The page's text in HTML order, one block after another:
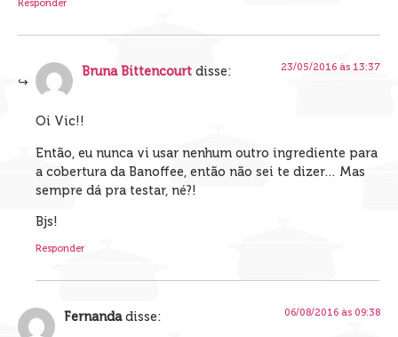
Responder
Bruna Bittencourt disse: 23/05/2016 às 13:37
Oi Vic!!
Então, eu nunca vi usar nenhum outro ingrediente para
a cobertura da Banoffee, então não sei te dizer… Mas
sempre dá pra testar, né?!
Bjs!
Responder
Fernanda disse: 06/08/2016 às 09:38